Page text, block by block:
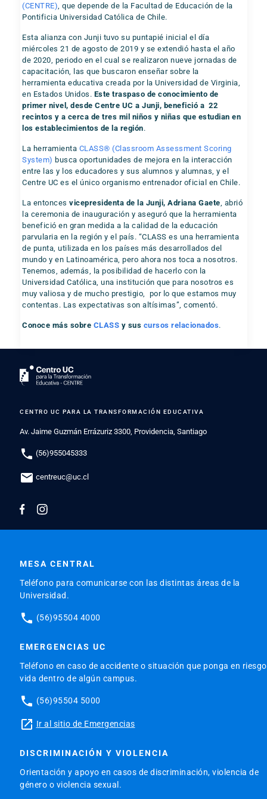
(CENTRE) , que depende de la Facultad de Educación de la
Pontificia Universidad Católica de Chile.
Esta alianza con Junji tuvo su puntapié inicial el día
miércoles 21 de agosto de 2019 y se extendió hasta el año
de 2020, periodo en el cual se realizaron nueve jornadas de
capacitación, las que buscaron enseñar sobre la
herramienta educativa creada por la Universidad de Virginia,
en Estados Unidos. Este traspaso de conocimiento de
primer nivel, desde Centre UC a Junji, benefició a 22
recintos y a cerca de tres mil niños y niñas que estudian en
los establecimientos de la región.
La herramienta CLASS® (Classroom Assessment Scoring
System) busca oportunidades de mejora en la interacción
entre las y los educadores y sus alumnos y alumnas, y el
Centre UC es el único organismo entrenador oficial en Chile.
La entoncesvicepresidenta de la Junji, Adriana Gaete , abrió
la ceremonia de inauguración y aseguró que la herramienta
benefició en gran medida a la calidad de la educación
parvularia en la región y el país. “CLASS es una herramienta
de punta, utilizada en los países más desarrollados del
mundo y en Latinoamérica, pero ahora nos toca a nosotros.
Tenemos, además, la posibilidad de hacerlo con la
Universidad Católica, una institución que para nosotros es
muy valiosa y de mucho prestigio, por lo que estamos muy
contentas. Las expectativas son altísimas”, comentó.
Conoce más sobre CLASS y sus cursos relacionados.
CENTRO UC PARA LA TRANSFORMACIÓN EDUCATIVA
Av. Jaime Guzmán Errázuriz 3300, Providencia, Santiago
phone (56)955045333
mail centreuc@uc.cl
MESA CENTRAL
Teléfono para comunicarse con las distintas áreas de la
Universidad.
phone (56)95504 4000
EMERGENCIAS UC
Teléfono en caso de accidente o situación que ponga en
vida dentro de algún campus.
phone (56)95504 5000
launch Ir al sitio de Emergencias
DISCRIMINACIÓN Y VIOLENCIA
Orientación y apoyo en casos de discriminación, violencia de
género o violencia sexual.